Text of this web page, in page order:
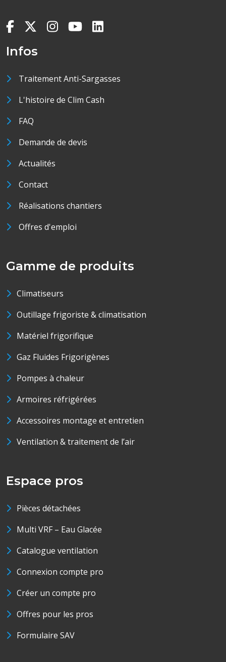
Infos
Traitement Anti-Sargasses
L'histoire de Clim Cash
FAQ
Demande de devis
Actualités
Contact
Réalisations chantiers
Offres d'emploi
Gamme de produits
Climatiseurs
Outillage frigoriste & climatisation
Matériel frigorifique
Gaz Fluides Frigorigènes
Pompes à chaleur
Armoires réfrigérées
Accessoires montage et entretien
Ventilation & traitement de l’air
Espace pros
Pièces détachées
Multi VRF – Eau Glacée
Catalogue ventilation
Connexion compte pro
Créer un compte pro
Offres pour les pros
Formulaire SAV